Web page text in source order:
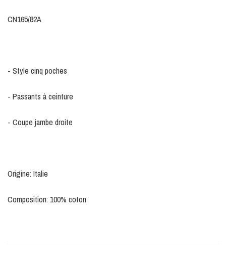
CN165/82A
- Style cinq poches
- Passants à ceinture
- Coupe jambe droite
Origine: Italie
Composition: 100% coton